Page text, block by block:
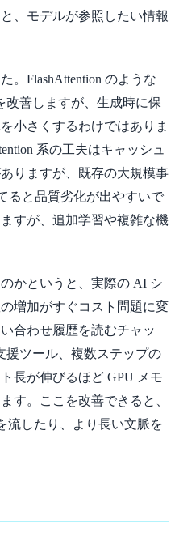
、モデルが参照したい情報
。FlashAttention のような
改善しますが、生成時に保
小さくするわけではありま
系の工夫はキャッシュ
りますが、既存の大規模事
ると品質劣化が出やすいで
すが、追加学習や複雑な機
かというと、実際の AI シ
増加がすぐコスト問題に変
合わせ履歴を読むチャッ
援ツール、複数ステップの
長が伸びるほど GPU メモ
す。ここを改善できると、
流したり、より長い文脈を